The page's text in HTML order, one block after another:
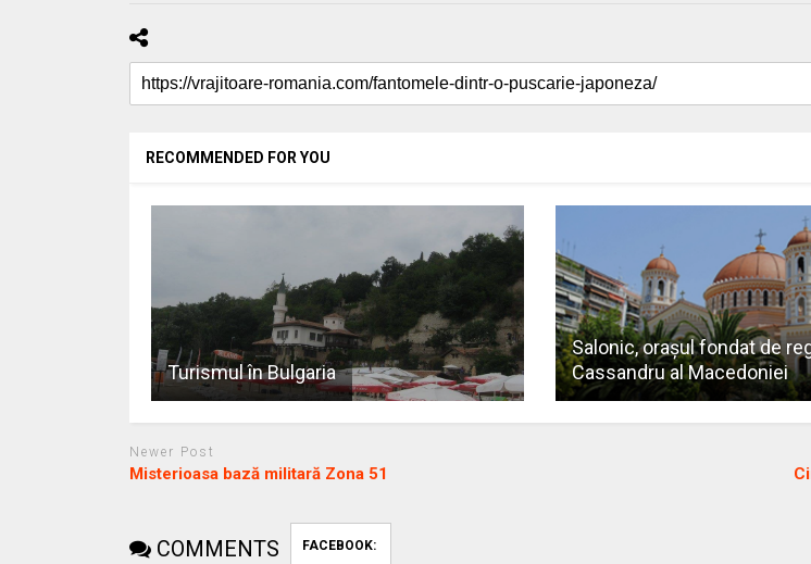
RECOMMENDED FOR YOU
Turismul în Bulgaria
Salonic, oraşul fondat de
Cassandru al Macedoniei
Newer Post
Misterioasa bază militară Zona 51
COMMENTS FACEBOOK: